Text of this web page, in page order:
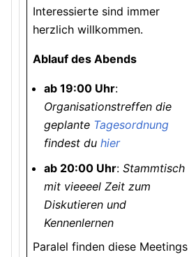
Interessierte sind immer
herzlich willkommen.
Ablauf des Abends
ab 19:00 Uhr:
Organisationstreffen die
geplante Tagesordnung
findest du hier
ab 20:00 Uhr: Stammtisch
mit vieeeel Zeit zum
Diskutieren und
Kennenlernen
Paralel finden diese Meetings